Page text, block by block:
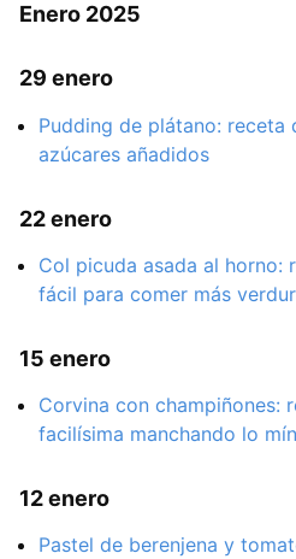
Enero 2025
29 enero
Pudding de plátano: receta
azúcares añadidos
22 enero
Col picuda asada al horno:
fácil para comer más
15 enero
Corvina con champiñones:
facilísima manchando lo
12 enero
Pastel de berenjena y